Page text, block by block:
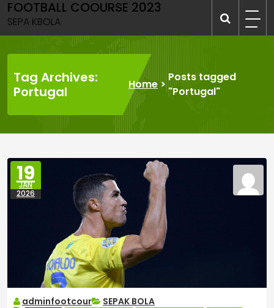
Skip
to
content
FOOTBALL COOURSE 2023
SEPA KBOLA
Tag Archives:
Portugal
Home>
Posts tagged
"Portugal"
19
JAN
2026
adminfootcour SEPAK BOLA